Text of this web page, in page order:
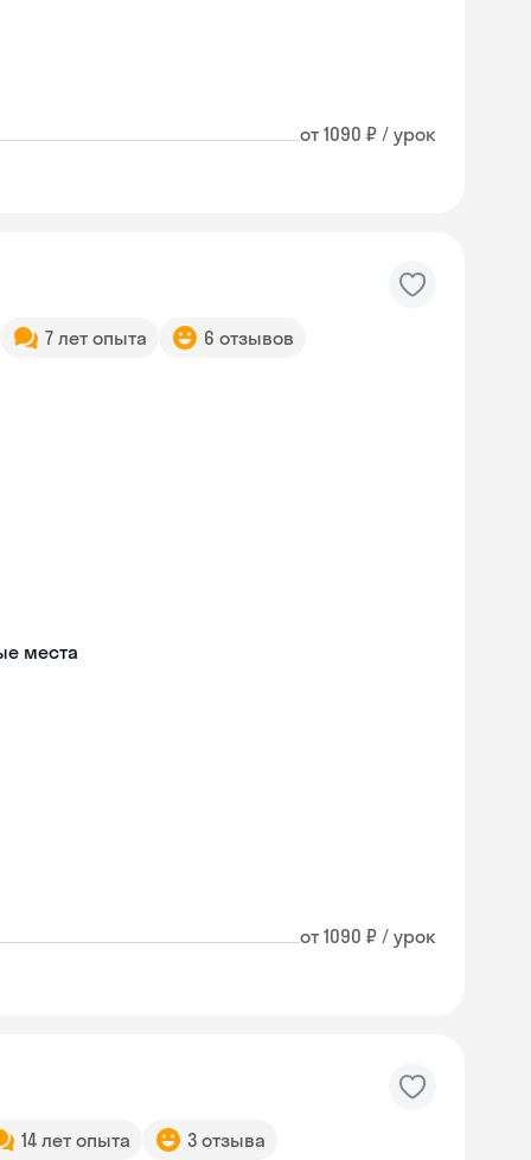
от 1090 ₽ / урок
7 лет опыта 6 отзывов
места
от 1090 ₽ / урок
14 лет опыта 3 отзыва